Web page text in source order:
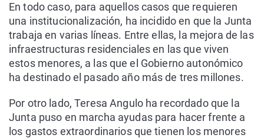
En todo caso, para aquellos casos que requieren
una institucionalización, ha incidido en que la Junta
trabaja en varias líneas. Entre ellas, la mejora de las
infraestructuras residenciales en las que viven
estos menores, a las que el Gobierno autonómico
ha destinado el pasado año más de tres millones.
Por otro lado, Teresa Angulo ha recordado que la
Junta puso en marcha ayudas para hacer frente a
los gastos extraordinarios que tienen los menores